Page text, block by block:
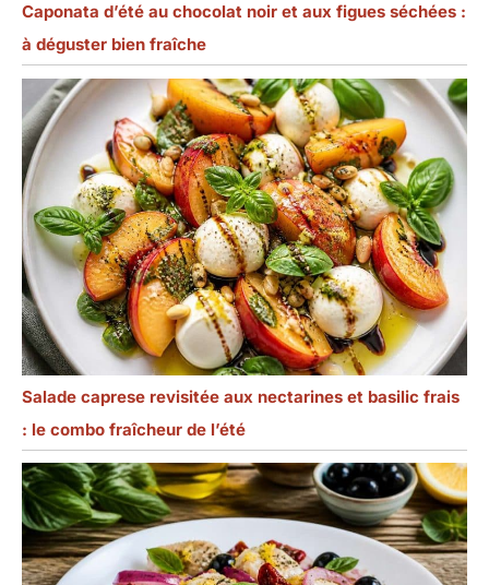
Caponata d’été au chocolat noir et aux figues séchées :
à déguster bien fraîche
Salade caprese revisitée aux nectarines et basilic frais
: le combo fraîcheur de l’été